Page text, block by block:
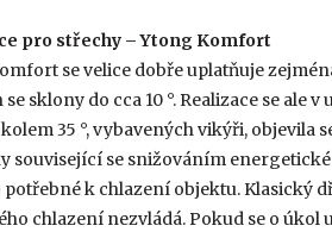
pro střechy – Ytong Komfort
se velice dobře uplatňuje
sklony do cca 10 °. Realizace se
35 °, vybavených vikýři, objevila
související se snižováním
potřebné k chlazení objektu. Klasický
chlazení nezvládá. Pokud se o